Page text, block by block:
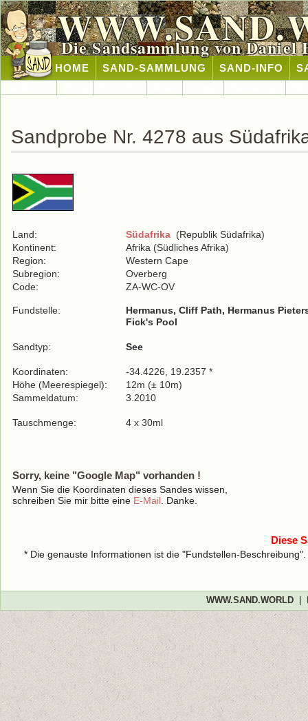
Die Sandsammlung von Daniel
HOME SAND-SAMMLUNG SAND-INFO
Sandprobe Nr. 4278 aus
Land: Südafrika (Republik Südafrika)
Kontinent:
Afrika (Südliches Afrika)
Region:
Western Cape
Subregion:
Overberg
Code:
ZA-WC-OV
Fundstelle:
Hermanus, Cliff Path, Hermanus
Fick's Pool
Sandtyp: See
Koordinaten:
-34.4226, 19.2357 *
Höhe (Meerespiegel):
12m (± 10m)
Sammeldatum:
3.2010
Tauschmenge: 4 x 30ml
Sorry, keine "Google Map" vorhanden !
Wenn Sie die Koordinaten dieses Sandes wissen,
schreiben Sie mir bitte eine E-Mail . Danke.
Diese
* Die genauste Informationen ist die "Fundstellen-
WWW.SAND.WORLD|